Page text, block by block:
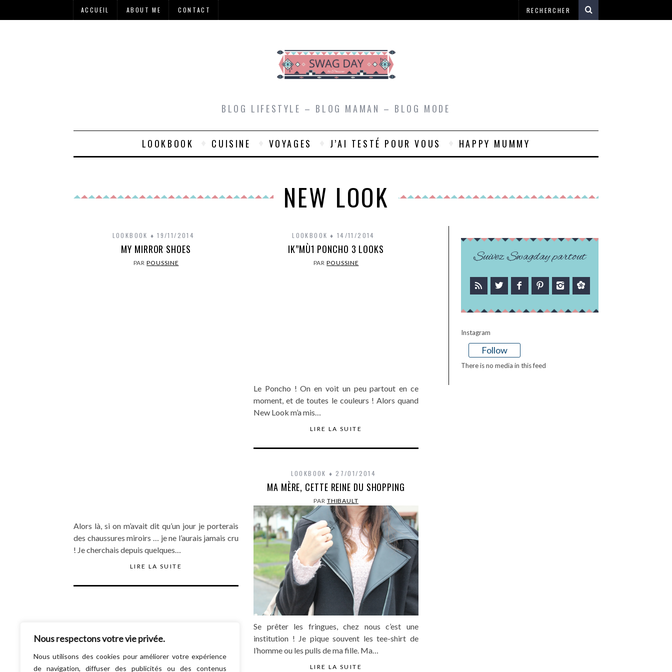
Nous respectons votre vie privée.
Nous utilisons des cookies pour améliorer votre expérience
de navigation, diffuser des publicités ou des contenus
ACCUEIL ABOUT ME CONTACT
BLOG LIFESTYLE – BLOG MAMAN – BLOG MODE
LOOKBOOK CUISINE VOYAGES J’AI TESTÉ POUR VOUS HAPPY MUMMY
NEW LOOK
LOOKBOOK 19/11/2014
MY MIRROR SHOES
PARPOUSSINE
Alors là, si on m’avait dit qu’un jour je porterais
des chaussures miroirs … je ne l’aurais jamais cru
! Je cherchais depuis quelques…
LIRE LA SUITE
LOOKBOOK 14/11/2014
IK”MÙ1 PONCHO 3 LOOKS
PARPOUSSINE
Le Poncho ! On en voit un peu partout en ce
moment, et de toutes le couleurs ! Alors quand
New Look m’a mis…
LIRE LA SUITE
LOOKBOOK 27/01/2014
MA MÈRE, CETTE REINE DU SHOPPING
PAR THIBAULT
Se prêter les fringues, chez nous c’est une
institution ! Je pique souvent les tee-shirt de
l’homme ou les pulls de ma fille. Ma…
LIRE LA SUITE
Suivez Swagday partout
Instagram
Follow
There is no media in this feed